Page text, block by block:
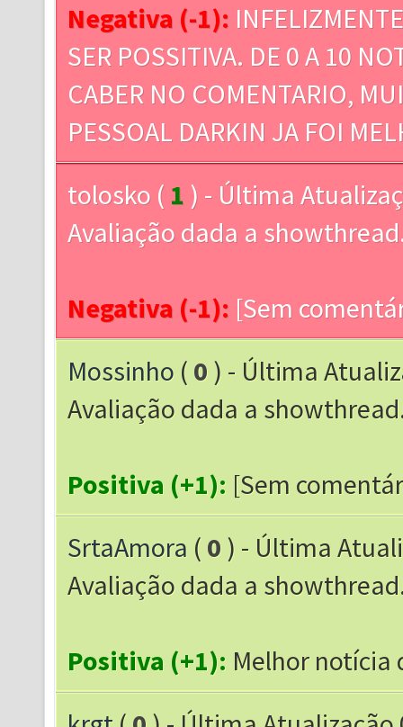
Negativa (-1):
SER POSSITIVA. DE 0 A 10
CABER NO COMENTARIO,
PESSOAL DARKIN JA FOI
tolosko ( 1 ) - Última
Avaliação dada a
Negativa (-1): [Sem
Mossinho ( 0 ) - Última
Avaliação dada a
Positiva (+1): [Sem
SrtaAmora ( 0 ) - Última
Avaliação dada a
Positiva (+1): Melhor notícia